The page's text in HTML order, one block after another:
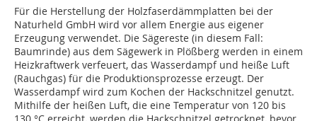
Für die Herstellung der Holzfaserdämmplatten bei der
Naturheld GmbH wird vor allem Energie aus eigener
Erzeugung verwendet. Die Sägereste (in diesem Fall:
Baumrinde) aus dem Sägewerk in Plößberg werden in einem
Heizkraftwerk verfeuert, das Wasserdampf und heiße Luft
(Rauchgas) für die Produktionsprozesse erzeugt. Der
Wasserdampf wird zum Kochen der Hackschnitzel genutzt.
Mithilfe der heißen Luft, die eine Temperatur von 120 bis